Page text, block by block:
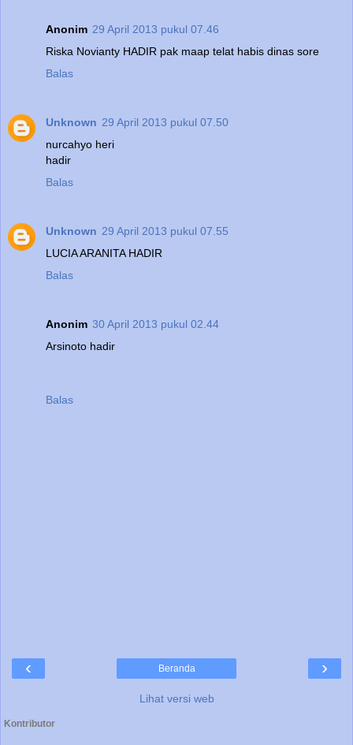
Anonim 29 April 2013 pukul 07.46
Riska Novianty HADIR pak maap telat habis dinas sore
Balas
Unknown 29 April 2013 pukul 07.50
nurcahyo heri
hadir
Balas
Unknown 29 April 2013 pukul 07.55
LUCIA ARANITA HADIR
Balas
Anonim 30 April 2013 pukul 02.44
Arsinoto hadir
Balas
‹ ›
Beranda
Lihat versi web
Kontributor